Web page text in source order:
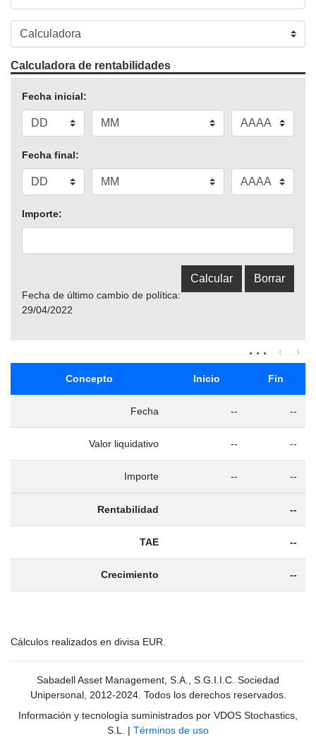
Calculadora de rentabilidades
Fecha inicial:
Fecha final:
Importe:
Fecha de último cambio de política:
29/04/2022
Concepto Inicio Fin
Fecha -- --
Valor liquidativo -- --
Importe -- --
Rentabilidad --
TAE --
Crecimiento --
Cálculos realizados en divisa EUR.
Sabadell Asset Management, S.A., S.G.I.I.C. Sociedad
Unipersonal, 2012-2024. Todos los derechos reservados.
Información y tecnología suministrados por VDOS Stochastics,
S.L. | Términos de uso